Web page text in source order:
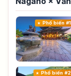
Phổ biến #1
Phổ biến #2